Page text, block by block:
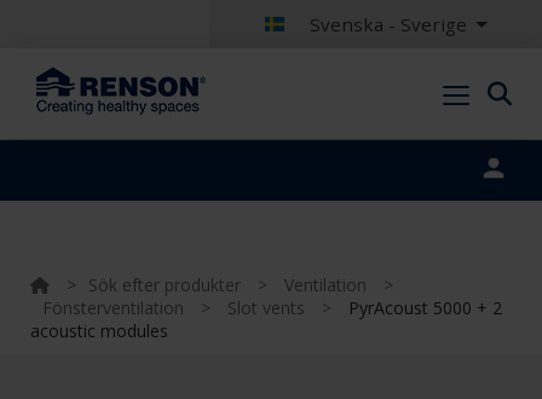
Svenska - Sverige
> Sök efter produkter > Ventilation
>
Fönsterventilation
> Slot vents >
PyrAcoust 5000 + 2
acoustic modules